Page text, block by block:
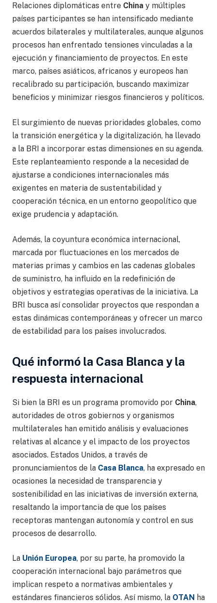
Relaciones diplomáticas entre China y múltiples
países participantes se han intensificado mediante
acuerdos bilaterales y multilaterales, aunque algunos
procesos han enfrentado tensiones vinculadas a la
ejecución y financiamiento de proyectos. En este
marco, países asiáticos, africanos y europeos han
recalibrado su participación, buscando maximizar
beneficios y minimizar riesgos financieros y políticos.
El surgimiento de nuevas prioridades globales, como
la transición energética y la digitalización, ha llevado
a la BRI a incorporar estas dimensiones en su agenda.
Este replanteamiento responde a la necesidad de
ajustarse a condiciones internacionales más
exigentes en materia de sustentabilidad y
cooperación técnica, en un entorno geopolítico que
exige prudencia y adaptación.
Además, la coyuntura económica internacional,
marcada por fluctuaciones en los mercados de
materias primas y cambios en las cadenas globales
de suministro, ha influido en la redefinición de
objetivos y estrategias operativas de la iniciativa. La
BRI busca así consolidar proyectos que respondan a
estas dinámicas contemporáneas y ofrecer un marco
de estabilidad para los países involucrados.
Qué informó la Casa Blanca y la
respuesta internacional
Si bien la BRI es un programa promovido por China,
autoridades de otros gobiernos y organismos
multilaterales han emitido análisis y evaluaciones
relativas al alcance y el impacto de los proyectos
asociados. Estados Unidos, a través de
pronunciamientos de la Casa Blanca, ha expresado en
ocasiones la necesidad de transparencia y
sostenibilidad en las iniciativas de inversión externa,
resaltando la importancia de que los países
receptoras mantengan autonomía y control en sus
procesos de desarrollo.
La Unión Europea, por su parte, ha promovido la
cooperación internacional bajo parámetros que
implican respeto a normativas ambientales y
estándares financieros sólidos. Así mismo, la OTAN ha